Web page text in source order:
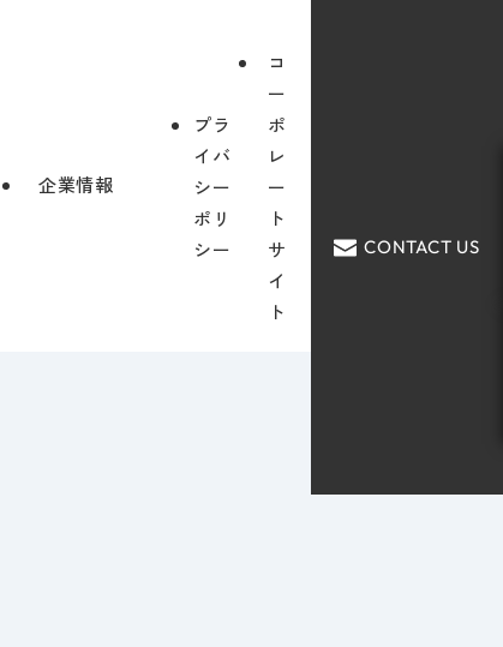
企業情報
プラ
イバ
シー
ポリ
シー
コ
ー
ポ
レ
ー
ト
サ
イ
ト
CONTACT US